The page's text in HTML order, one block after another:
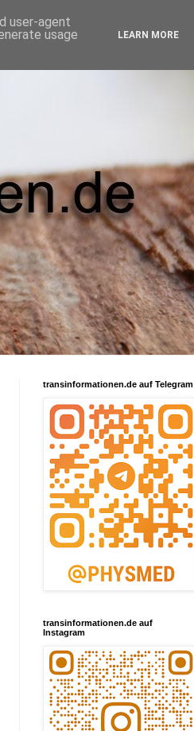
transinformationen.de auf Telegram
transinformationen.de auf
Instagram
user-agent
usage
LEARN MORE